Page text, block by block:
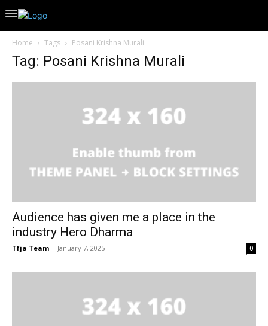
Home Tags Posani Krishna Murali
Tag: Posani Krishna Murali
Audience has given me a place in the
industry Hero Dharma
Tfja Team - January 7, 2025 0